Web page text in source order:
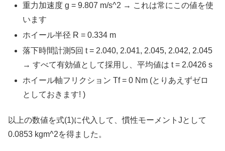
重力加速度 g = 9.807 m/s^2 → これは常にこの値を使
います
ホイール半径 R = 0.334 m
落下時間計測5回 t = 2.040, 2.041, 2.045, 2.042, 2.045
→ すべて有効値として採用し、平均値は t = 2.0426 s
ホイール軸フリクション Tf = 0 Nm (とりあえずゼロ
としておきます! )
以上の数値を式(1)に代入して、慣性モーメントJとして
0.0853 kgm^2を得ました。